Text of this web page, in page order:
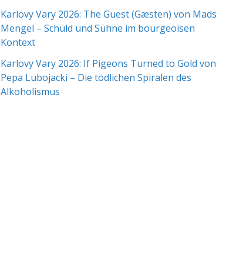
Karlovy Vary 2026: The Guest (Gæsten) von Mads
Mengel – Schuld und Sühne im bourgeoisen
Kontext
Karlovy Vary 2026: If Pigeons Turned to Gold von
Pepa Lubojacki – Die tödlichen Spiralen des
Alkoholismus